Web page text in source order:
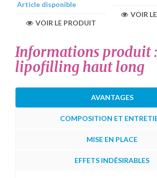
Article disponible
VOIR LE PRODUIT
VOIR
Informations produit
lipofilling haut long
AVANTAGES
COMPOSITION ET
MISE EN PLACE
EFFETS INDÉSIRABLES